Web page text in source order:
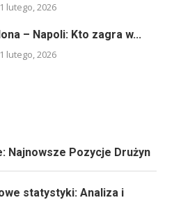
lutego, 2026
– Napoli: Kto zagra w...
lutego, 2026
Najnowsze Pozycje Drużyn
statystyki: Analiza i